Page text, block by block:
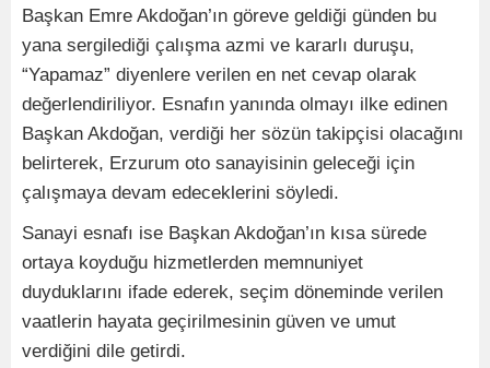
Başkan Emre Akdoğan’ın göreve geldiği günden bu
yana sergilediği çalışma azmi ve kararlı duruşu,
“Yapamaz” diyenlere verilen en net cevap olarak
değerlendiriliyor. Esnafın yanında olmayı ilke edinen
Başkan Akdoğan, verdiği her sözün takipçisi olacağını
belirterek, Erzurum oto sanayisinin geleceği için
çalışmaya devam edeceklerini söyledi.
Sanayi esnafı ise Başkan Akdoğan’ın kısa sürede
ortaya koyduğu hizmetlerden memnuniyet
duyduklarını ifade ederek, seçim döneminde verilen
vaatlerin hayata geçirilmesinin güven ve umut
verdiğini dile getirdi.